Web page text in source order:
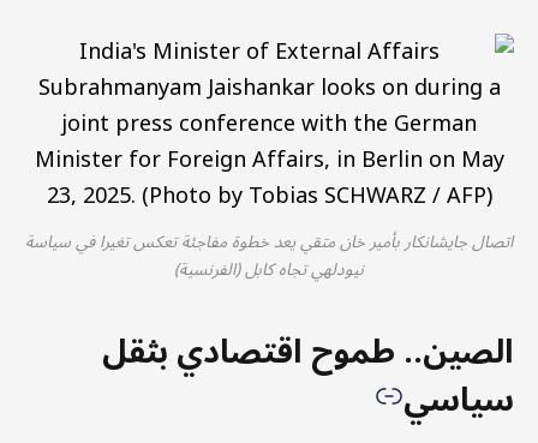
اتصال جايشانكار بأمير خان متقي يعد خطوة مفاجئة تعكس تغيرا في سياسة
نيودلهي تجاه كابل (الفرنسية)
الصين.. طموح اقتصادي بثقل
سياسي